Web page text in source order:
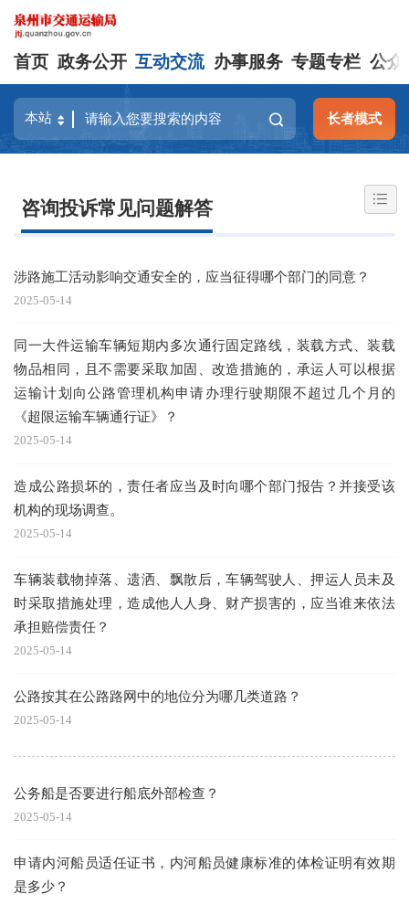
首页 政务公开 互动交流 办事服务 专题专栏 公众
长者模式
咨询投诉常见问题解答
涉路施工活动影响交通安全的，应当征得哪个部门的同意？
2025-05-14
同一大件运输车辆短期内多次通行固定路线，装载方式、装载
物品相同，且不需要采取加固、改造措施的，承运人可以根据
运输计划向公路管理机构申请办理行驶期限不超过几个月的
《超限运输车辆通行证》？
2025-05-14
造成公路损坏的，责任者应当及时向哪个部门报告？并接受该
机构的现场调查。
2025-05-14
车辆装载物掉落、遗洒、飘散后，车辆驾驶人、押运人员未及
时采取措施处理，造成他人人身、财产损害的，应当谁来依法
承担赔偿责任？
2025-05-14
公路按其在公路路网中的地位分为哪几类道路？
2025-05-14
公务船是否要进行船底外部检查？
2025-05-14
申请内河船员适任证书，内河船员健康标准的体检证明有效期
是多少？